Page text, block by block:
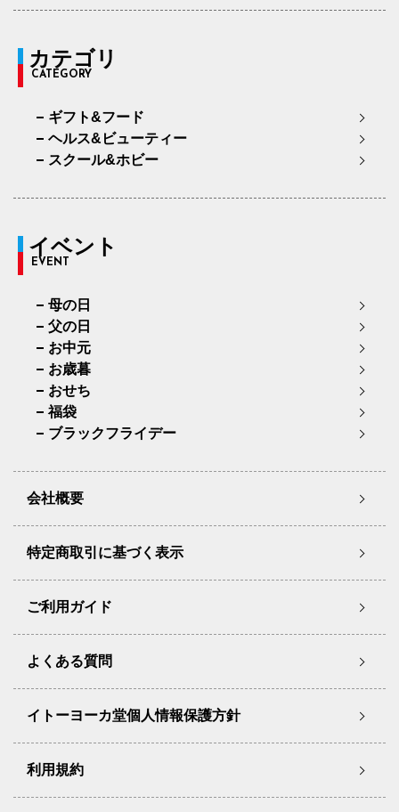
カテゴリ
CATEGORY
ギフト&フード
ヘルス&ビューティー
スクール&ホビー
イベント
EVENT
母の日
父の日
お中元
お歳暮
おせち
福袋
ブラックフライデー
会社概要
特定商取引に基づく表示
ご利用ガイド
よくある質問
イトーヨーカ堂個人情報保護方針
利用規約